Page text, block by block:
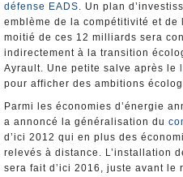
défense EADS. Un plan
emblème de la compétitivité et
moitié de ces 12 milliards sera
indirectement à la transition
Ayrault. Une petite salve après le
pour afficher des ambitions
Parmi les économies d’énergie
a annoncé la généralisation du
d’ici 2012 qui en plus des
relevés à distance. L’installation
sera fait d’ici 2016, juste avant le